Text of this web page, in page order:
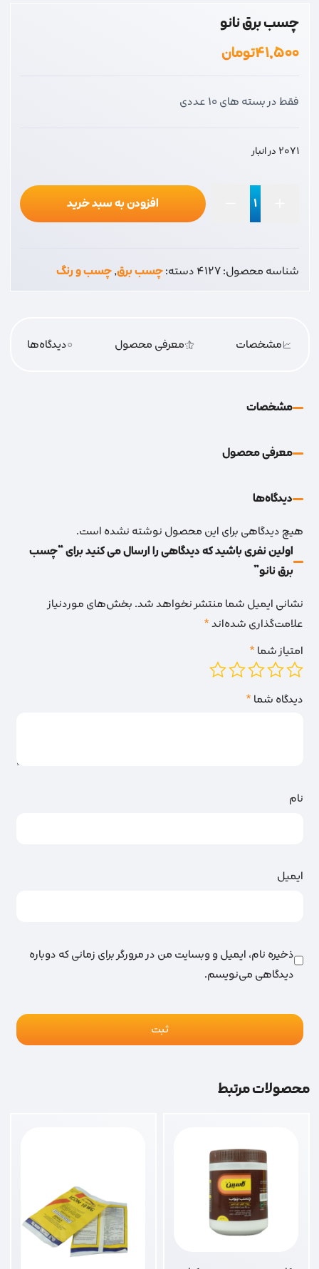
چسب برق نانو
۴۱,۵۰۰تومان
فقط در بسته های 10 عددی
2071 در انبار
عدد
افزودن به سبد خرید
شناسه محصول:4127دسته:چسب برق,چسب و رنگ
مشخصات معرفی محصول 0دیدگاه‌‌ها
مشخصات
معرفی محصول
دیدگاه‌‌ها
هیچ دیدگاهی برای این محصول نوشته نشده است.
اولین نفری باشید که دیدگاهی را ارسال می کنید برای “چسب
برق نانو”
نشانی ایمیل شما منتشر نخواهد شد.بخش‌های موردنیاز
علامت‌گذاری شده‌اند*
امتیاز شما*
دیدگاه شما*
نام
ایمیل
ذخیره نام، ایمیل و وبسایت من در مرورگر برای زمانی که دوباره
دیدگاهی می‌نویسم.
محصولات مرتبط